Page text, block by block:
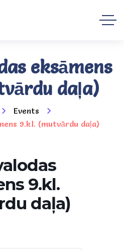
eksāmens
daļa)
Events
9.kl. (mutvārdu daļa)
9.kl.
daļa)